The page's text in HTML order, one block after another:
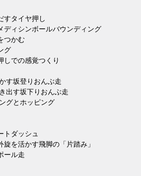
すタイヤ押し
ディシンボールバウンディング
つかむ
グ
しでの感覚つくり
す坂登りおんぶ走
出す坂下りおんぶ走
グとホッピング
トダッシュ
を活かす飛脚の「片踏み」
ール走